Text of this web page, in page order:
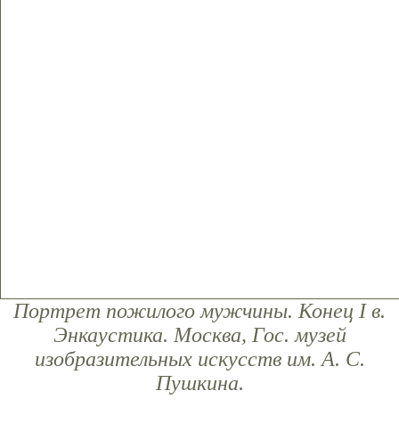
Портрет пожилого мужчины. Конец I в.
Энкаустика. Москва, Гос. музей
изобразительных искусств им. А. С.
Пушкина.